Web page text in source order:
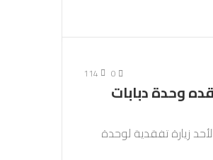
0
114
وحدة دبابات
زيارة تفقدية لوحدة